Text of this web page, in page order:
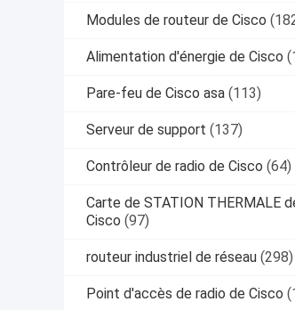
Modules de routeur de Cisco
Alimentation d'énergie de Cisco
Pare-feu de Cisco asa (113)
Serveur de support (137)
Contrôleur de radio de Cisco (64)
Carte de STATION THERMALE
Cisco (97)
routeur industriel de réseau (298)
Point d'accès de radio de Cisco